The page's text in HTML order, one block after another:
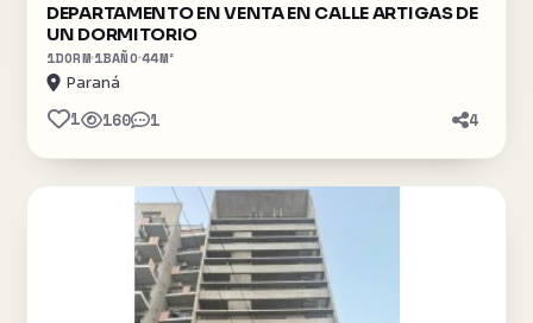
DEPARTAMENTO EN VENTA EN CALLE ARTIGAS DE
UN DORMITORIO
1DORM 1BAÑO44M²
Paraná
1 160 1 4